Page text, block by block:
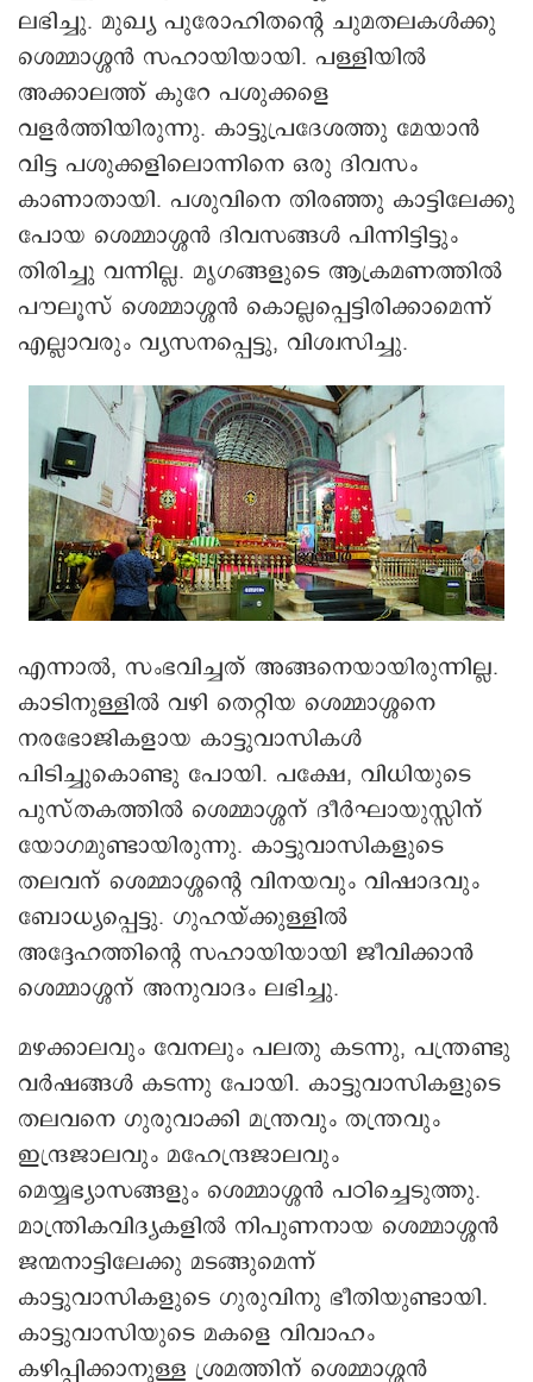
ലഭിച്ചു. മുഖ്യ പുരോഹിതന്റെ ചുമതലകൾക്കു
ശെമ്മാശ്ശൻ സഹായിയായി. പള്ളിയിൽ
അക്കാലത്ത് കുറേ പശുക്കളെ
വളർത്തിയിരുന്നു. കാട്ടുപ്രദേശത്തു മേയാൻ
വിട്ട പശുക്കളിലൊന്നിനെ ഒരു ദിവസം
കാണാതായി. പശുവിനെ തിരഞ്ഞു കാട്ടിലേക്കു
പോയ ശെമ്മാശ്ശൻ ദിവസങ്ങൾ പിന്നിട്ടിട്ടും
തിരിച്ചു വന്നില്ല. മൃഗങ്ങളുടെ ആക്രമണത്തിൽ
പൗലൂസ് ശെമ്മാശ്ശൻ കൊല്ലപ്പെട്ടിരിക്കാമെന്ന്
എല്ലാവരും വ്യസനപ്പെട്ടു, വിശ്വസിച്ചു.
എന്നാൽ, സംഭവിച്ചത് അങ്ങനെയായിരുന്നില്ല.
കാടിനുള്ളിൽ വഴി തെറ്റിയ ശെമ്മാശ്ശനെ
നരഭോജികളായ കാട്ടുവാസികൾ
പിടിച്ചുകൊണ്ടു പോയി. പക്ഷേ, വിധിയുടെ
പുസ്തകത്തിൽ ശെമ്മാശ്ശന് ദീർഘായുസ്സിന്
യോഗമുണ്ടായിരുന്നു. കാട്ടുവാസികളുടെ
തലവന് ശെമ്മാശ്ശന്റെ വിനയവും വിഷാദവും
ബോധ്യപ്പെട്ടു. ഗുഹയ്ക്കുള്ളിൽ
അദ്ദേഹത്തിന്റെ സഹായിയായി ജീവിക്കാൻ
ശെമ്മാശ്ശന് അനുവാദം ലഭിച്ചു.
മഴക്കാലവും വേനലും പലതു കടന്നു, പന്ത്രണ്ടു
വർഷങ്ങൾ കടന്നു പോയി. കാട്ടുവാസികളുടെ
തലവനെ ഗുരുവാക്കി മന്ത്രവും തന്ത്രവും
ഇന്ദ്രജാലവും മഹേന്ദ്രജാലവും
മെയ്യഭ്യാസങ്ങളും ശെമ്മാശ്ശൻ പഠിച്ചെടുത്തു.
മാന്ത്രികവിദ്യകളിൽ നിപുണനായ ശെമ്മാശ്ശൻ
ജന്മനാട്ടിലേക്കു മടങ്ങുമെന്ന്
കാട്ടുവാസികളുടെ ഗുരുവിനു ഭീതിയുണ്ടായി.
കാട്ടുവാസിയുടെ മകളെ വിവാഹം
കഴിപ്പിക്കാനുള്ള ശ്രമത്തിന് ശെമ്മാശ്ശൻ